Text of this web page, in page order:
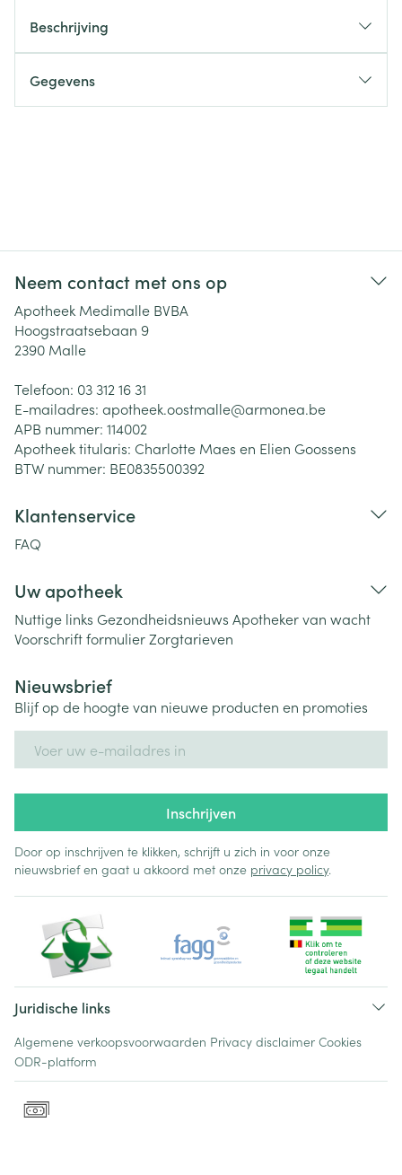
Beschrijving
Gegevens
Neem contact met ons op
Apotheek Medimalle BVBA
Hoogstraatsebaan 9
2390 Malle
Telefoon: 03 312 16 31
E-mailadres: apotheek.oostmalle@armonea.be
APB nummer: 114002
Apotheek titularis: Charlotte Maes en Elien Goossens
BTW nummer: BE0835500392
Klantenservice
FAQ
Uw apotheek
Nuttige links Gezondheidsnieuws Apotheker van wacht
Voorschrift formulierZorgtarieven
Nieuwsbrief
Blijf op de hoogte van nieuwe producten en promoties
Inschrijven
Door op inschrijven te klikken, schrijft u zich in voor onze
nieuwsbrief en gaat u akkoord met onze privacy policy.
Juridische links
Algemene verkoopsvoorwaarden Privacy disclaimer Cookies
ODR-platform